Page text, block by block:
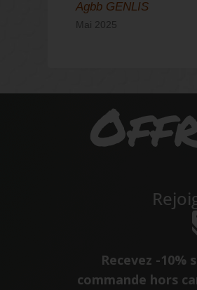
Agbb GENLIS
Mai 2025
Recevez -
commande hors